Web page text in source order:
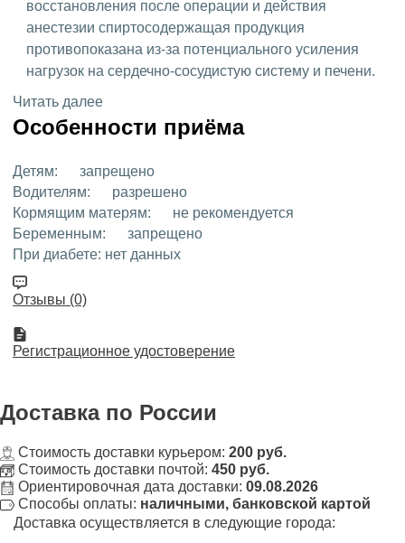
восстановления после операции и действия
анестезии спиртосодержащая продукция
противопоказана из-за потенциального усиления
нагрузок на сердечно-сосудистую систему и печени.
Читать далее
Особенности приёма
Детям:
запрещено
Водителям:
разрешено
Кормящим матерям:
не рекомендуется
Беременным:
запрещено
При диабете: нет данных
Отзывы (0)
Регистрационное удостоверение
Доставка по России
Стоимость доставки курьером: 200 руб.
Стоимость доставки почтой: 450 руб.
Ориентировочная дата доставки: 09.08.2026
Способы оплаты: наличными, банковской картой
Доставка осуществляется в следующие города: